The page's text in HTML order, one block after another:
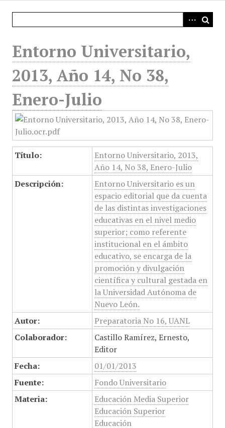
Entorno Universitario,
2013, Año 14, No 38,
Enero-Julio
Título:
Entorno Universitario, 2013,
Año 14, No 38, Enero-Julio
Descripción:
Entorno Universitario es un
espacio editorial que da cuenta
de las distintas investigaciones
educativas en el nivel medio
superior; como referente
institucional en el ámbito
educativo, se encarga de la
promoción y divulgación
científica y cultural gestada en
la Universidad Autónoma de
Nuevo León.
Autor:
Preparatoria No 16, UANL
Colaborador:
Castillo Ramírez, Ernesto,
Editor
Fecha:
01/01/2013
Fuente:
Fondo Universitario
Materia:
Educación Media Superior
Educación Superior
Educación